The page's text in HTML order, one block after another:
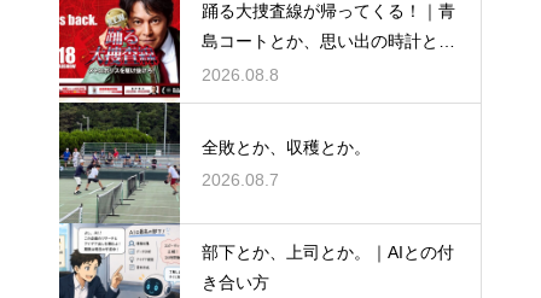
踊る大捜査線が帰ってくる！｜青
島コートとか、思い出の時計と
か。
2026.08.8
全敗とか、収穫とか。
2026.08.7
部下とか、上司とか。｜AIとの付
き合い方